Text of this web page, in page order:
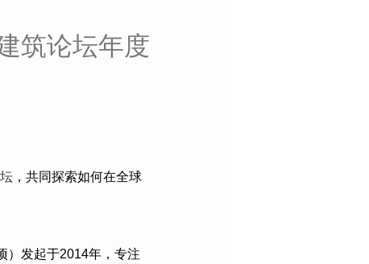
筑论坛年度
，共同探索如何在全球
）发起于2014年，专注